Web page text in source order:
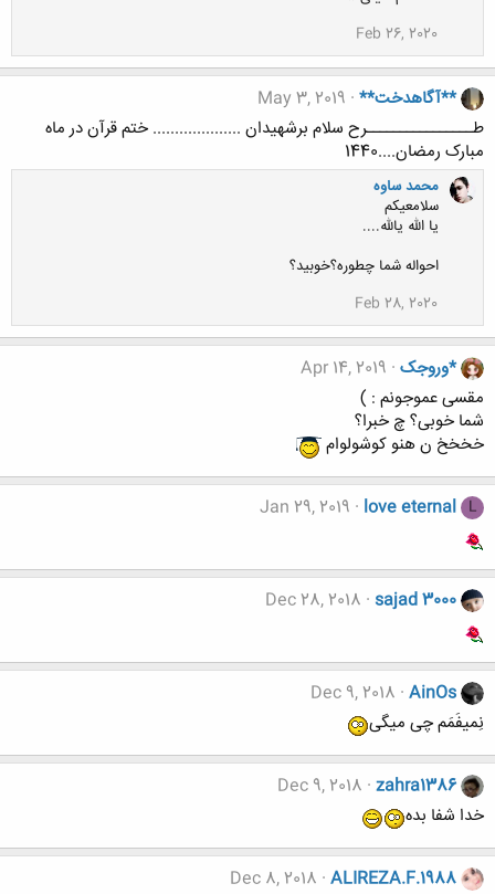
Feb 26, 2020
**آگاهدخت** May 3, 2019
طــــــــــــــــرح سلام برشهیدان .................... ختم قرآن در ماه
مبارک رمضان....1440
محمد ساوه
سلامعیکم
یا الله یالله....
احواله شما چطوره؟خوبید؟
Feb 28, 2020
*وروجک Apr 14, 2019
مقسی عموجونم : )
شما خوبی؟ چ خبرا؟
خخخخ ن هنو کوشولوام
L
love eternal
Jan 29, 2019
sajad 3000
Dec 28, 2018
AinOs
Dec 9, 2018
نِمیفَمَم چی میگی
zahra1386
Dec 9, 2018
خدا شفا بده
ALIREZA.F.1988
Dec 8, 2018